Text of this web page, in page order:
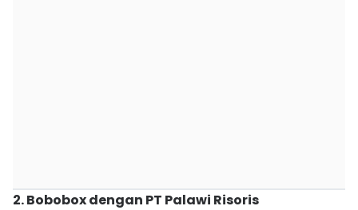
2. Bobobox dengan PT Palawi Risoris